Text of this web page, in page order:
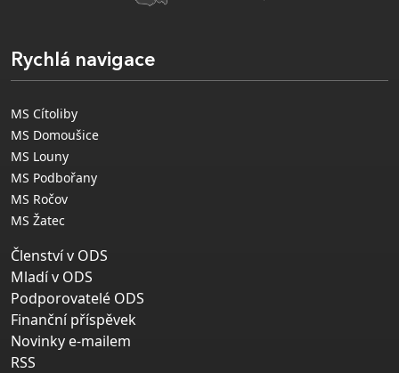
Rychlá navigace
MS Cítoliby
MS Domoušice
MS Louny
MS Podbořany
MS Ročov
MS Žatec
Členství v ODS
Mladí v ODS
Podporovatelé ODS
Finanční příspěvek
Novinky e-mailem
RSS